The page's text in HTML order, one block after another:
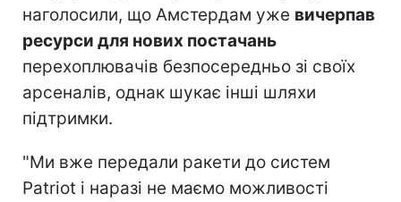
наголосили, що Амстердам уже вичерпав
ресурси для нових постачань
перехоплювачів безпосередньо зі своїх
арсеналів, однак шукає інші шляхи
підтримки.
"Ми вже передали ракети до систем
Patriot і наразі не маємо можливості